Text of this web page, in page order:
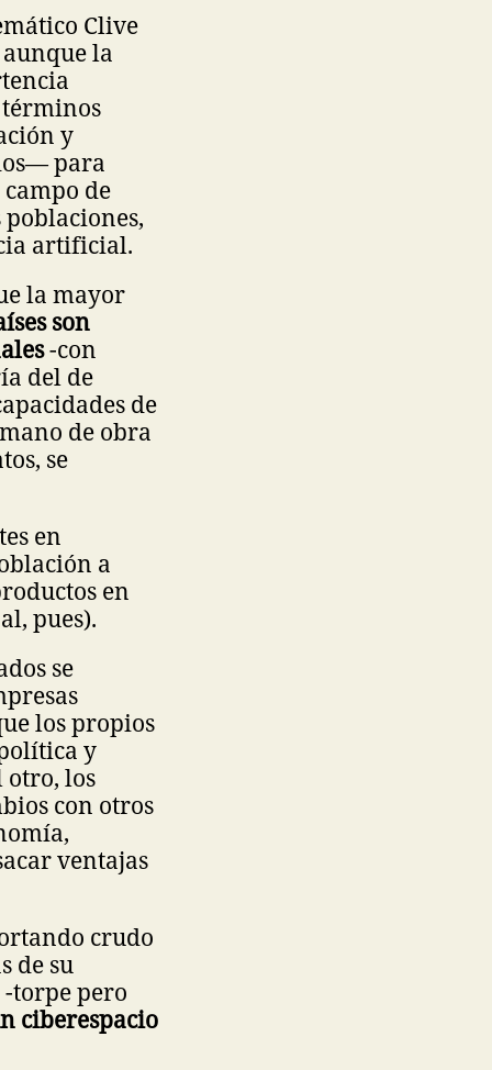
Clive
la
términos
y
para
de
artificial.
la mayor
son
-con
del de
de
de obra
se
en
a
en
pues).
se
los propios
y
otro, los
con otros
ventajas
crudo
de su
torpe pero
ciberespacio